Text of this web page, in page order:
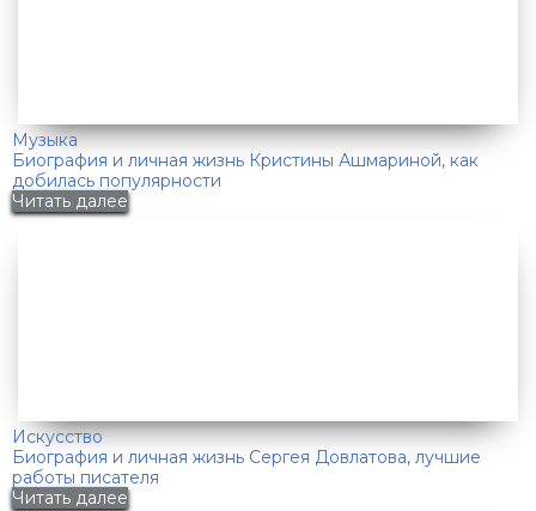
Музыка
Биография и личная жизнь Кристины Ашмариной, как
добилась популярности
Читать далее
Искусство
Биография и личная жизнь Сергея Довлатова, лучшие
работы писателя
Читать далее